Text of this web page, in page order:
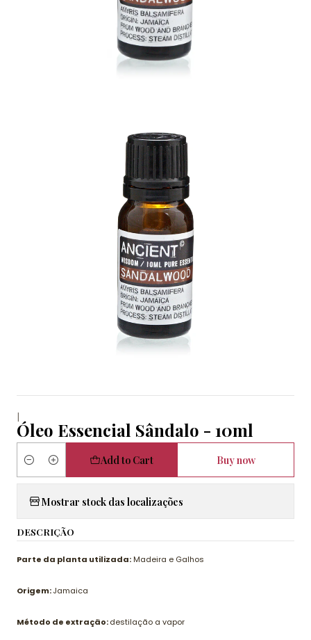
|
Óleo Essencial Sândalo - 10ml
Quantity
Add to Cart Buy now
Mostrar stock das localizações
DESCRIÇÃO
Parte da planta utilizada: Madeira e Galhos
Origem:Jamaica
Método de extração:destilação a vapor